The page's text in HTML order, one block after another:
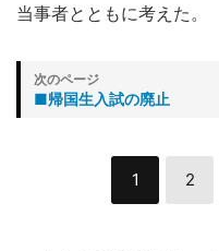
当事者とともに考えた。
■帰国生入試の廃止
1 2